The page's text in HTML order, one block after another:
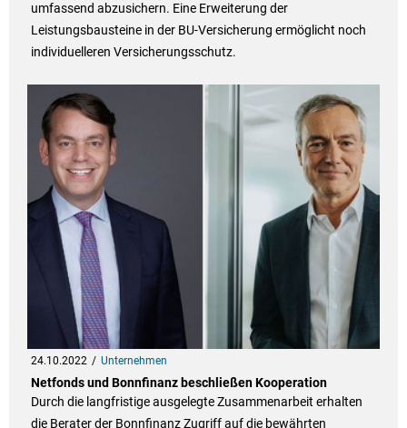
umfassend abzusichern. Eine Erweiterung der
Leistungsbausteine in der BU-Versicherung ermöglicht noch
individuelleren Versicherungsschutz.
24.10.2022 Unternehmen
Netfonds und Bonnfinanz beschließen Kooperation
Durch die langfristige ausgelegte Zusammenarbeit erhalten
die Berater der Bonnfinanz Zugriff auf die bewährten